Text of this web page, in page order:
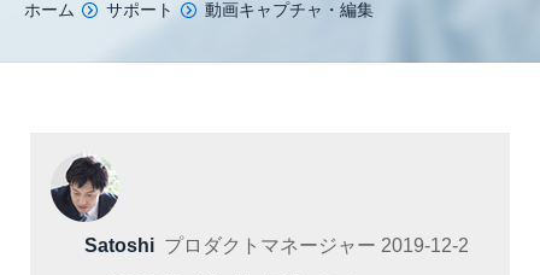
You are here:
ホーム サポート 動画キャプチャ・編集
Satoshi プロダクトマネージャー 2019-12-2